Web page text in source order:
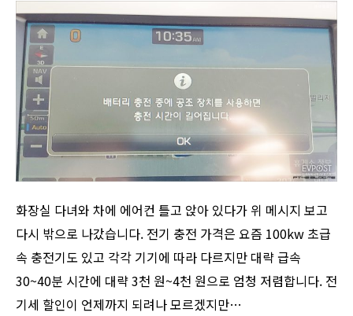
화장실 다녀와 차에 에어컨 틀고 앉아 있다가 위 메시지 보고
다시 밖으로 나갔습니다. 전기 충전 가격은 요즘 100kw 초급
속 충전기도 있고 각각 기기에 따라 다르지만 대략 급속
30~40분 시간에 대략 3천 원~4천 원으로 엄청 저렴합니다. 전
기세 할인이 언제까지 되려나 모르겠지만…